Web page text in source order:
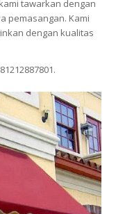
tawarkan dengan
pemasangan. Kami
dengan kualitas